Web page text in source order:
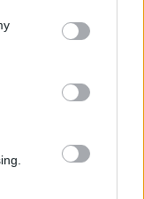
do Porto, Pedro